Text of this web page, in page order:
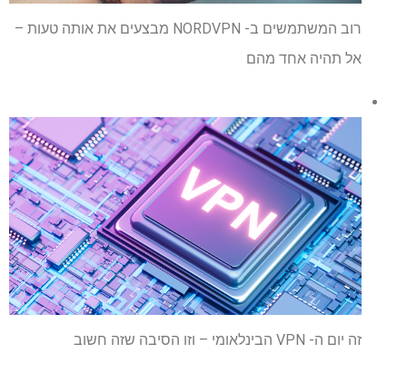
רוב המשתמשים ב- NORDVPN מבצעים את אותה טעות –
אל תהיה אחד מהם
זה יום ה- VPN הבינלאומי – וזו הסיבה שזה חשוב